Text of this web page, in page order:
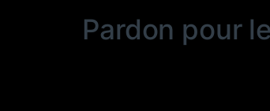
Pardon pour